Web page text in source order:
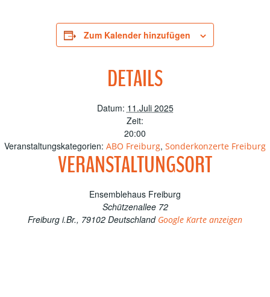
Zum Kalender hinzufügen
DETAILS
Datum: 11.Juli 2025
Zeit:
20:00
Veranstaltungskategorien: ABO Freiburg, Sonderkonzerte Freiburg
VERANSTALTUNGSORT
Ensemblehaus Freiburg
Schützenallee 72
Freiburg i.Br., 79102 Deutschland Google Karte anzeigen